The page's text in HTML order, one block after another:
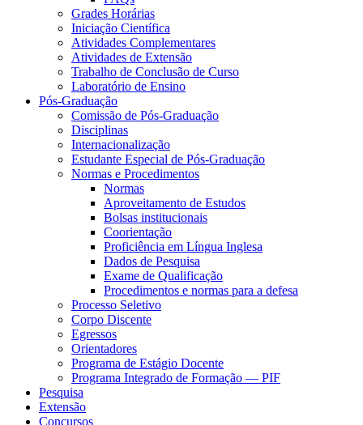
Grades Horárias
Iniciação Científica
Atividades Complementares
Atividades de Extensão
Trabalho de Conclusão de Curso
Laboratório de Ensino
Pós-Graduação
Comissão de Pós-Graduação
Disciplinas
Internacionalização
Estudante Especial de Pós-Graduação
Normas e Procedimentos
Normas
Aproveitamento de Estudos
Bolsas institucionais
Coorientação
Proficiência em Língua Inglesa
Dados de Pesquisa
Exame de Qualificação
Procedimentos e normas para a defesa
Processo Seletivo
Corpo Discente
Egressos
Orientadores
Programa de Estágio Docente
Programa Integrado de Formação — PIF
Pesquisa
Extensão
Concursos